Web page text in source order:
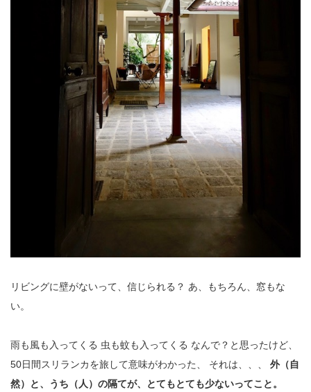
リビングに壁がないって、信じられる？ あ、もちろん、窓もな
い。
雨も風も入ってくる 虫も蚊も入ってくる なんで？と思ったけど、
50日間スリランカを旅して意味がわかった、
それは、、、
外（自
然）と、うち（人）の隔てが、とてもとても少ないってこと。